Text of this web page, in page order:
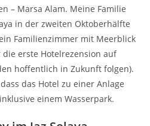
– Marsa Alam. Meine Familie
in der zweiten Oktoberhälfte
Familienzimmer mit Meerblick
erste Hotelrezension auf
hoffentlich in Zukunft folgen).
das Hotel zu einer Anlage
einem Wasserpark.